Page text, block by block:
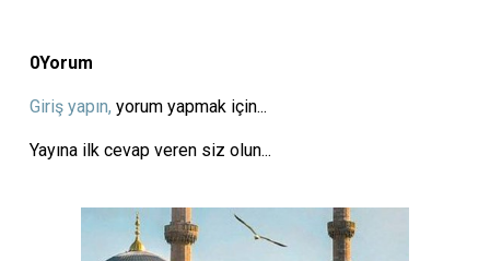
0Yorum
Giriş yapın, yorum yapmak için...
Yayına ilk cevap veren siz olun...